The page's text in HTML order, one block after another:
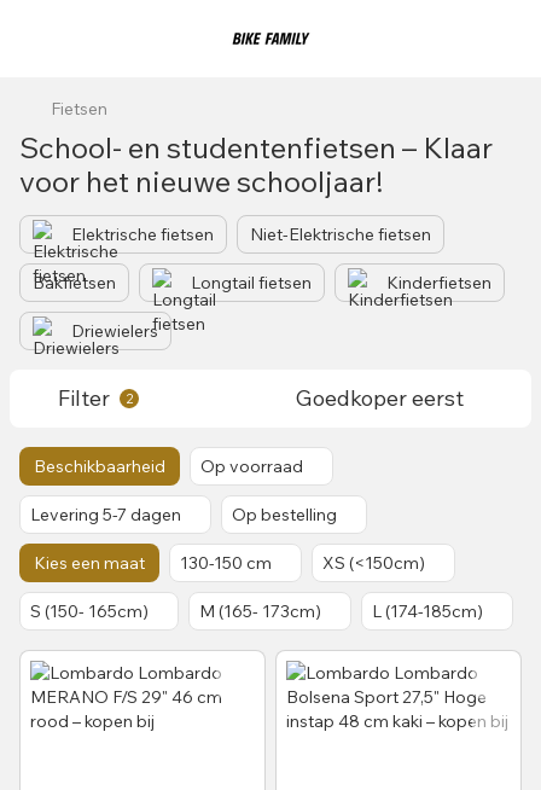
Fietsen
School- en studentenfietsen – Klaar
voor het nieuwe schooljaar!
Elektrische fietsen Niet-Elektrische fietsen
Bakfietsen Longtail fietsen Kinderfietsen
Driewielers
Filter 2 Goedkoper eerst
Beschikbaarheid Op voorraad
Levering 5-7 dagen Op bestelling
Kies een maat 130-150 cm XS (<150cm)
S (150- 165cm) M (165- 173cm) L (174-185cm)